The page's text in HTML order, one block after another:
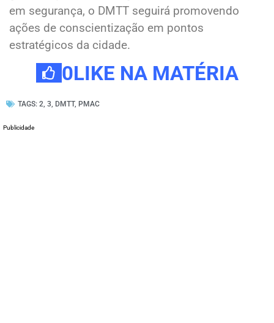
em segurança, o DMTT seguirá promovendo
ações de conscientização em pontos
estratégicos da cidade.
0LIKE NA MATÉRIA
TAGS: 2, 3, DMTT, PMAC
Publicidade